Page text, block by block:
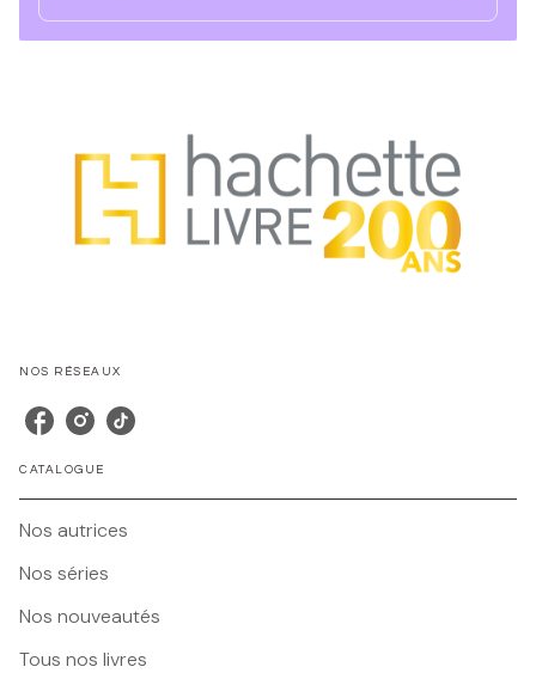
NOS RÉSEAUX
CATALOGUE
Nos autrices
Nos séries
Nos nouveautés
Tous nos livres